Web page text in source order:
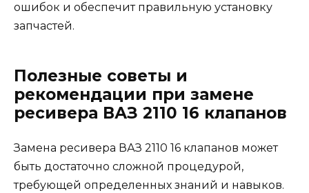
ошибок и обеспечит правильную установку
запчастей.
Полезные советы и
рекомендации при замене
ресивера ВАЗ 2110 16 клапанов
Замена ресивера ВАЗ 2110 16 клапанов может
быть достаточно сложной процедурой,
требующей определенных знаний и навыков.